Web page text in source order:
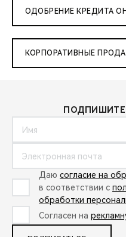
ОДОБРЕНИЕ КРЕДИТА
КОРПОРАТИВНЫЕ
Даю согласие на
в соответствии с
обработки
Согласен на